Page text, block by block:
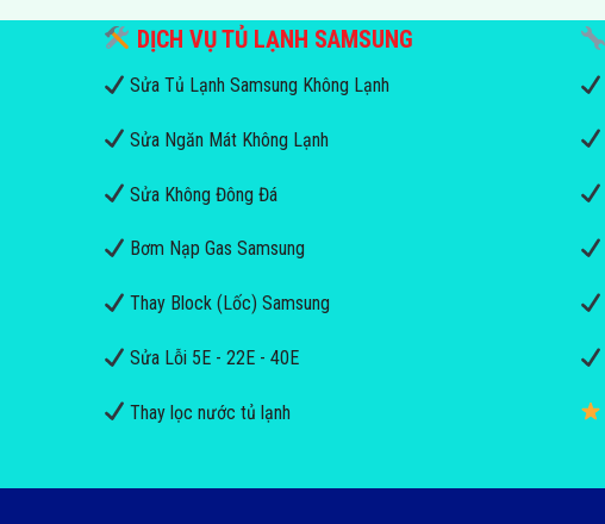
DỊCH VỤ TỦ LẠNH SAMSUNG
Sửa Tủ Lạnh Samsung Không Lạnh
Sửa Ngăn Mát Không Lạnh
Sửa Không Đông Đá
Bơm Nạp Gas Samsung
Thay Block (Lốc) Samsung
Sửa Lỗi 5E - 22E - 40E
Thay lọc nước tủ lạnh